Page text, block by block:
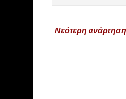
Νεότερη ανάρτηση